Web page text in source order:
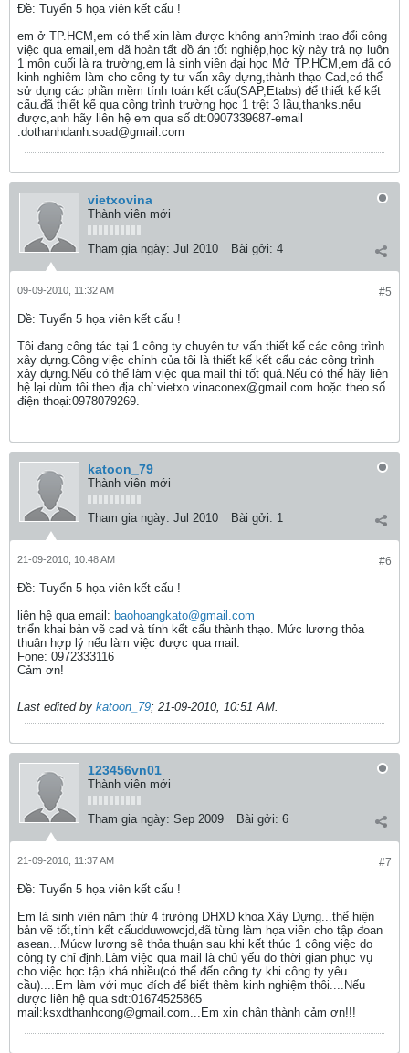
Ðề: Tuyển 5 họa viên kết cấu !
em ở TP.HCM,em có thể xin làm được không anh?minh trao đổi công
việc qua email,em đã hoàn tất đồ án tốt nghiệp,học kỳ này trả nợ luôn
1 môn cuối là ra trường,em là sinh viên đại học Mở TP.HCM,em đã có
kinh nghiêm làm cho công ty tư vấn xây dựng,thành thạo Cad,có thể
sử dụng các phần mềm tính toán kết cấu(SAP,Etabs) để thiết kế kết
cấu.đã thiết kế qua công trình trường học 1 trệt 3 lầu,thanks.nếu
được,anh hãy liên hệ em qua số dt:0907339687-email
:dothanhdanh.soad@gmail.com
vietxovina
Thành viên mới
Tham gia ngày: Jul 2010 Bài gởi: 4
#5
09-09-2010, 11:32 AM
Ðề: Tuyển 5 họa viên kết cấu !
Tôi đang công tác tại 1 công ty chuyên tư vấn thiết kế các công trình
xây dựng.Công việc chính của tôi là thiết kế kết cấu các công trình
xây dựng.Nếu có thể làm việc qua mail thi tốt quá.Nếu có thể hãy liên
hệ lại dùm tôi theo địa chỉ:vietxo.vinaconex@gmail.com hoặc theo số
điện thoại:0978079269.
katoon_79
Thành viên mới
Tham gia ngày: Jul 2010 Bài gởi: 1
#6
21-09-2010, 10:48 AM
Ðề: Tuyển 5 họa viên kết cấu !
liên hệ qua email: baohoangkato@gmail.com
triển khai bản vẽ cad và tính kết cấu thành thạo. Mức lương thỏa
thuận hợp lý nếu làm việc được qua mail.
Fone: 0972333116
Cảm ơn!
Last edited by katoon_79; 21-09-2010, 10:51 AM.
123456vn01
Thành viên mới
Tham gia ngày: Sep 2009 Bài gởi: 6
#7
21-09-2010, 11:37 AM
Ðề: Tuyển 5 họa viên kết cấu !
Em là sinh viên năm thứ 4 trường DHXD khoa Xây Dựng...thể hiện
bản vẽ tốt,tính kết cấudduwowcjd,đã từng làm họa viên cho tập đoan
asean...Múcw lương sẽ thỏa thuận sau khi kết thúc 1 công việc do
công ty chỉ định.Làm việc qua mail là chủ yếu do thời gian phục vụ
cho việc học tập khá nhiều(có thể đến công ty khi công ty yêu
cầu)....Em làm với mục đích để biết thêm kinh nghiệm thôi....Nếu
được liên hệ qua sdt:01674525865
mail:ksxdthanhcong@gmail.com...Em xin chân thành cảm ơn!!!